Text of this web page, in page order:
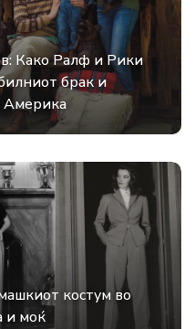
Како Ралф и Рики
брак и
Америка
костум во
и моќ